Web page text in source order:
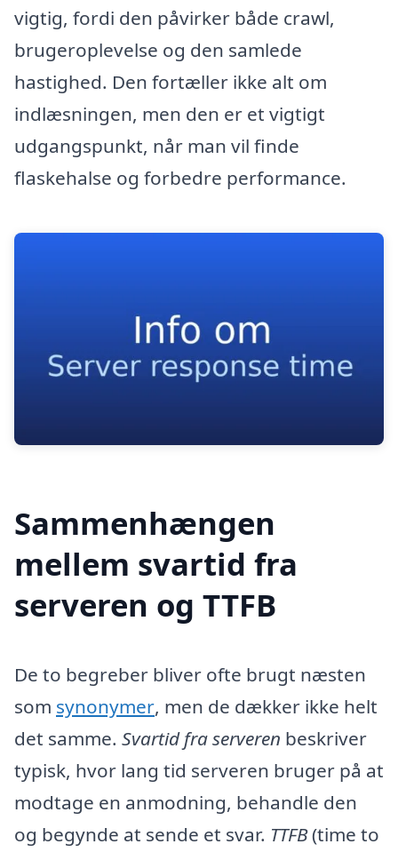
vigtig, fordi den påvirker både crawl,
brugeroplevelse og den samlede
hastighed. Den fortæller ikke alt om
indlæsningen, men den er et vigtigt
udgangspunkt, når man vil finde
flaskehalse og forbedre performance.
Sammenhængen
mellem svartid fra
serveren og TTFB
De to begreber bliver ofte brugt næsten
som synonymer, men de dækker ikke helt
det samme. Svartid fra serveren beskriver
typisk, hvor lang tid serveren bruger på at
modtage en anmodning, behandle den
og begynde at sende et svar. TTFB(time to